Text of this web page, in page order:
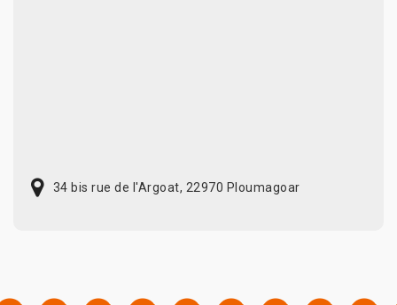
34 bis rue de l'Argoat, 22970 Ploumagoar